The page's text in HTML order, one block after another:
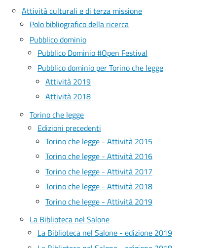
Attività culturali e di terza missione
Polo bibliografico della ricerca
Pubblico dominio
Pubblico Dominio #Open Festival
Pubblico dominio per Torino che legge
Attività 2019
Attività 2018
Torino che legge
Edizioni precedenti
Torino che legge - Attività 2015
Torino che legge - Attività 2016
Torino che legge - Attività 2017
Torino che legge - Attività 2018
Torino che legge - Attività 2019
La Biblioteca nel Salone
La Biblioteca nel Salone - edizione 2019